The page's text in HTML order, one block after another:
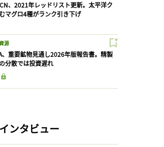
、2021年レッドリスト更新。太平洋ク
マグロ4種がランク引き下げ
源
、重要鉱物見通し2026年版報告書。精製
分散では投資遅れ
ンタビュー